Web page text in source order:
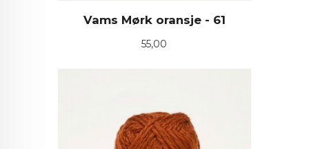
Vams Mørk oransje - 61
Pris
55,00